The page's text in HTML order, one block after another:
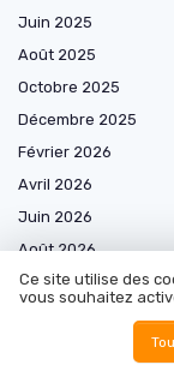
Juin 2025
Août 2025
Octobre 2025
Décembre 2025
Février 2026
Avril 2026
Juin 2026
Août 2026
Ce site utilise des
vous souhaitez